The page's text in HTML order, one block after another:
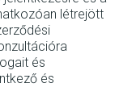
létrejött
és
és